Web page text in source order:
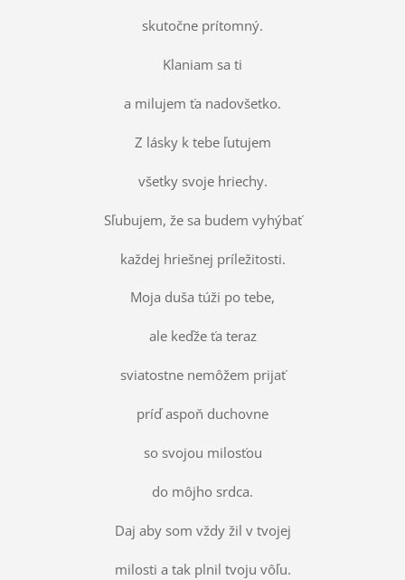
skutočne prítomný.
Klaniam sa ti
a milujem ťa nadovšetko.
Z lásky k tebe ľutujem
všetky svoje hriechy.
Sľubujem, že sa budem vyhýbať
každej hriešnej príležitosti.
Moja duša túži po tebe,
ale keďže ťa teraz
sviatostne nemôžem prijať
príď aspoň duchovne
so svojou milosťou
do môjho srdca.
Daj aby som vždy žil v tvojej
milosti a tak plnil tvoju vôľu.